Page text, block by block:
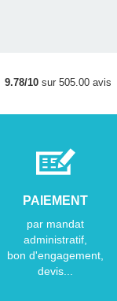
9.78/10 sur 505.00 avis
PAIEMENT
par mandat
administratif,
bon d'engagement,
devis...